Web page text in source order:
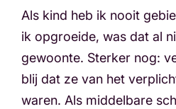
Als kind heb ik nooit
ik opgroeide, was dat al
gewoonte. Sterker nog:
blij dat ze van het
waren. Als middelbare